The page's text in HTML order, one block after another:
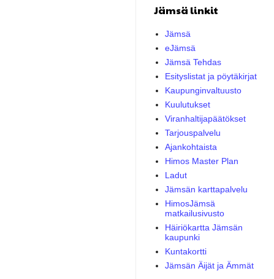
Jämsä linkit
Jämsä
eJämsä
Jämsä Tehdas
Esityslistat ja pöytäkirjat
Kaupunginvaltuusto
Kuulutukset
Viranhaltijapäätökset
Tarjouspalvelu
Ajankohtaista
Himos Master Plan
Ladut
Jämsän karttapalvelu
HimosJämsä
matkailusivusto
Häiriökartta Jämsän
kaupunki
Kuntakortti
Jämsän Äijät ja Ämmät